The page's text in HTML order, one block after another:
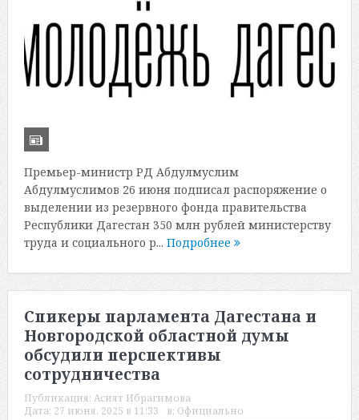
Премьер-министр РД Абдулмуслим
Абдулмуслимов 26 июня подписал распоряжение о
выделении из резервного фонда правительства
Республики Дагестан 350 млн рублей министерству
труда и социального р... Подробнее
Спикеры парламента Дагестана и
Новгородской областной думы
обсудили перспективы
сотрудничества
Публикация: Асият Ибрагимова
Дата: 27 июня, 2025 в 11:33 в: Официально